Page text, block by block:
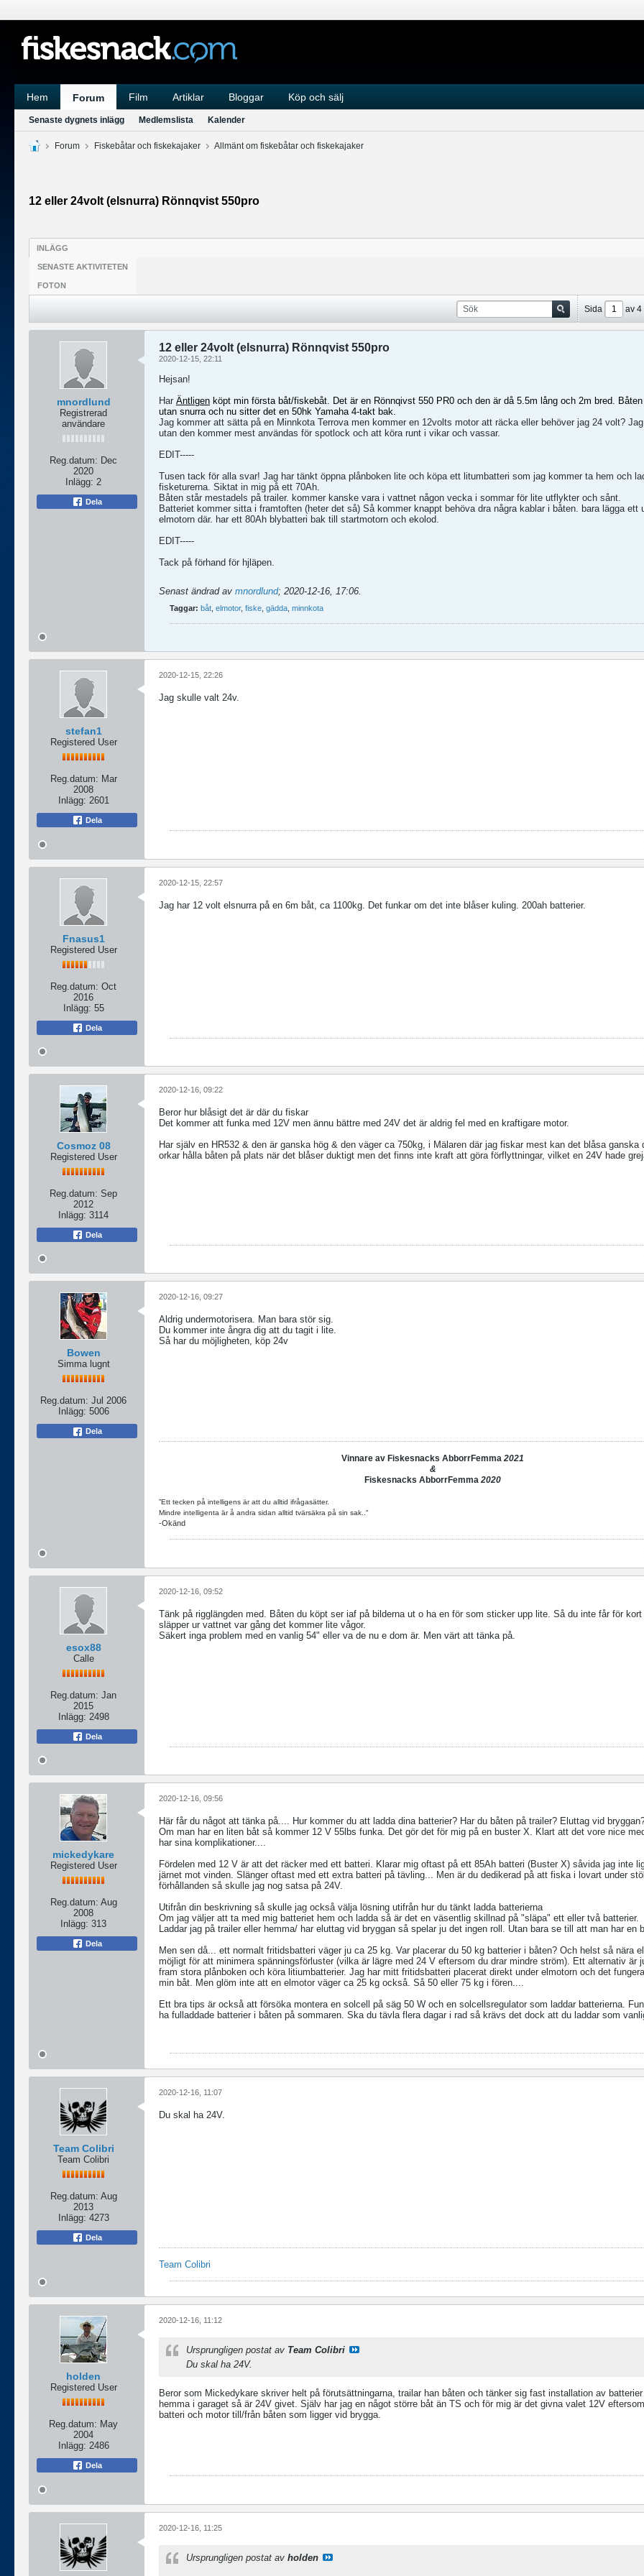
Hem Forum Film Artiklar Bloggar Köp och sälj
Senaste dygnets inlägg Medlemslista Kalender
Forum Fiskebåtar och fiskekajaker Allmänt om fiskebåtar och fiskekajaker
12 eller 24volt (elsnurra) Rönnqvist 550pro
INLÄGG
SENASTE AKTIVITETEN
FOTON
Sida av 4
mnordlund
Registrerad
användare
Reg.datum: Dec
2020
Inlägg: 2
Dela
12 eller 24volt (elsnurra) Rönnqvist 550pro
2020-12-15, 22:11
Hejsan!
Har Äntligen köpt min första båt/fiskebåt. Det är en Rönnqivst 550 PR0 och den är då 5.5m lång och 2m bred.
utan snurra och nu sitter det en 50hk Yamaha 4-takt bak.
Jag kommer att sätta på en Minnkota Terrova men kommer en 12volts motor att räcka eller behöver jag 24 volt?
utan den kommer mest användas för spotlock och att köra runt i vikar och vassar.
EDIT-----
Tusen tack för alla svar! Jag har tänkt öppna plånboken lite och köpa ett litumbatteri som jag kommer ta hem och
fisketurerna. Siktat in mig på ett 70Ah.
Båten står mestadels på trailer. kommer kanske vara i vattnet någon vecka i sommar för lite utflykter och sånt.
Batteriet kommer sitta i framtoften (heter det så) Så kommer knappt behöva dra några kablar i båten. bara lägga ett
elmotorn där. har ett 80Ah blybatteri bak till startmotorn och ekolod.
EDIT-----
Tack på förhand för hjläpen.
Senast ändrad av mnordlund; 2020-12-16, 17:06.
Taggar: båt elmotor, fiske gädda minnkota
stefan1
Registered User
Reg.datum: Mar
2008
Inlägg: 2601
Dela
2020-12-15, 22:26
Jag skulle valt 24v.
Fnasus1
Registered User
Reg.datum: Oct
2016
Inlägg: 55
Dela
2020-12-15, 22:57
Jag har 12 volt elsnurra på en 6m båt, ca 1100kg. Det funkar om det inte blåser kuling. 200ah batterier.
Cosmoz 08
Registered User
Reg.datum: Sep
2012
Inlägg: 3114
Dela
2020-12-16, 09:22
Beror hur blåsigt det är där du fiskar
Det kommer att funka med 12V men ännu bättre med 24V det är aldrig fel med en kraftigare motor.
Har själv en HR532 & den är ganska hög & den väger ca 750kg, i Mälaren där jag fiskar mest kan det blåsa ganska
orkar hålla båten på plats när det blåser duktigt men det finns inte kraft att göra förflyttningar, vilket en 24V hade
Bowen
Simma lugnt
Reg.datum: Jul 2006
Inlägg: 5006
Dela
2020-12-16, 09:27
Aldrig undermotorisera. Man bara stör sig.
Du kommer inte ångra dig att du tagit i lite.
Så har du möjligheten, köp 24v
Vinnare av Fiskesnacks AbborrFemma 2021
&
Fiskesnacks AbborrFemma 2020
”Ett tecken på intelligens är att du alltid ifrågasätter.
Mindre intelligenta är å andra sidan alltid tvärsäkra på sin sak.."
-Okänd
esox88
Calle
Reg.datum: Jan
2015
Inlägg: 2498
Dela
2020-12-16, 09:52
Tänk på rigglängden med. Båten du köpt ser iaf på bilderna ut o ha en för som sticker upp lite. Så du inte får för
släpper ur vattnet var gång det kommer lite vågor.
Säkert inga problem med en vanlig 54" eller va de nu e dom är. Men värt att tänka på.
mickedykare
Registered User
Reg.datum: Aug
2008
Inlägg: 313
Dela
2020-12-16, 09:56
Här får du något att tänka på.... Hur kommer du att ladda dina batterier? Har du båten på trailer? Eluttag vid
Om man har en liten båt så kommer 12 V 55lbs funka. Det gör det för mig på en buster X. Klart att det vore nice
har sina komplikationer....
Fördelen med 12 V är att det räcker med ett batteri. Klarar mig oftast på ett 85Ah batteri (Buster X) såvida jag inte
järnet mot vinden. Slänger oftast med ett extra batteri på tävling... Men är du dedikerad på att fiska i lovart under
förhållanden så skulle jag nog satsa på 24V.
Utifrån din beskrivning så skulle jag också välja lösning utifrån hur du tänkt ladda batterierna
Om jag väljer att ta med mig batteriet hem och ladda så är det en väsentlig skillnad på "släpa" ett eller två batterier.
Laddar jag på trailer eller hemma/ har eluttag vid bryggan så spelar ju det ingen roll. Utan bara se till att man har en
Men sen då... ett normalt fritidsbatteri väger ju ca 25 kg. Var placerar du 50 kg batterier i båten? Och helst så nära
möjligt för att minimera spänningsförluster (vilka är lägre med 24 V eftersom du drar mindre ström). Ett alternativ är
fram stora plånboken och köra litiumbatterier. Jag har mitt fritidsbatteri placerat direkt under elmotorn och det
min båt. Men glöm inte att en elmotor väger ca 25 kg också. Så 50 eller 75 kg i fören....
Ett bra tips är också att försöka montera en solcell på säg 50 W och en solcellsregulator som laddar batterierna.
ha fulladdade batterier i båten på sommaren. Ska du tävla flera dagar i rad så krävs det dock att du laddar som
Team Colibri
Team Colibri
Reg.datum: Aug
2013
Inlägg: 4273
Dela
2020-12-16, 11:07
Du skal ha 24V.
Team Colibri
holden
Registered User
Reg.datum: May
2004
Inlägg: 2486
Dela
2020-12-16, 11:12
Ursprungligen postat av Team Colibri
Du skal ha 24V.
Beror som Mickedykare skriver helt på förutsättningarna, trailar han båten och tänker sig fast installation av
hemma i garaget så är 24V givet. Själv har jag en något större båt än TS och för mig är det givna valet 12V
batteri och motor till/från båten som ligger vid brygga.
2020-12-16, 11:25
Ursprungligen postat av holden